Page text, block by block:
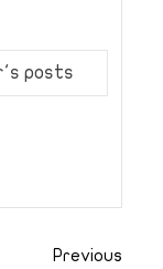
posts
Previous